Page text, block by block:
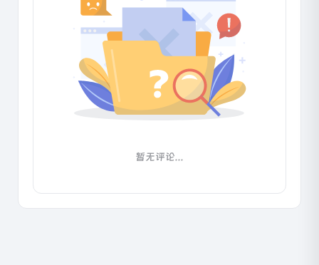
暂无评论...